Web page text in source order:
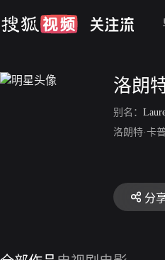
洛朗
别名：
洛朗特·卡
分